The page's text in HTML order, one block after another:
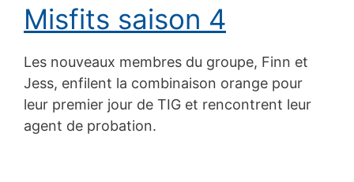
Misfits saison 4
Les nouveaux membres du groupe, Finn et
Jess, enfilent la combinaison orange pour
leur premier jour de TIG et rencontrent leur
agent de probation.